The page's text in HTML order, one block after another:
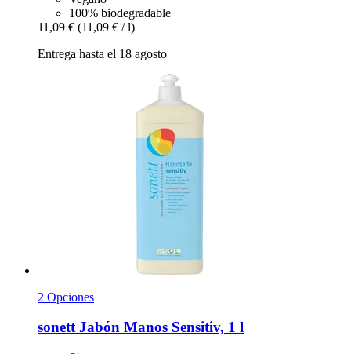
100% biodegradable
11,09 € (11,09 € / l)
Entrega hasta el 18 agosto
2 Opciones
sonettJabón Manos Sensitiv, 1 l